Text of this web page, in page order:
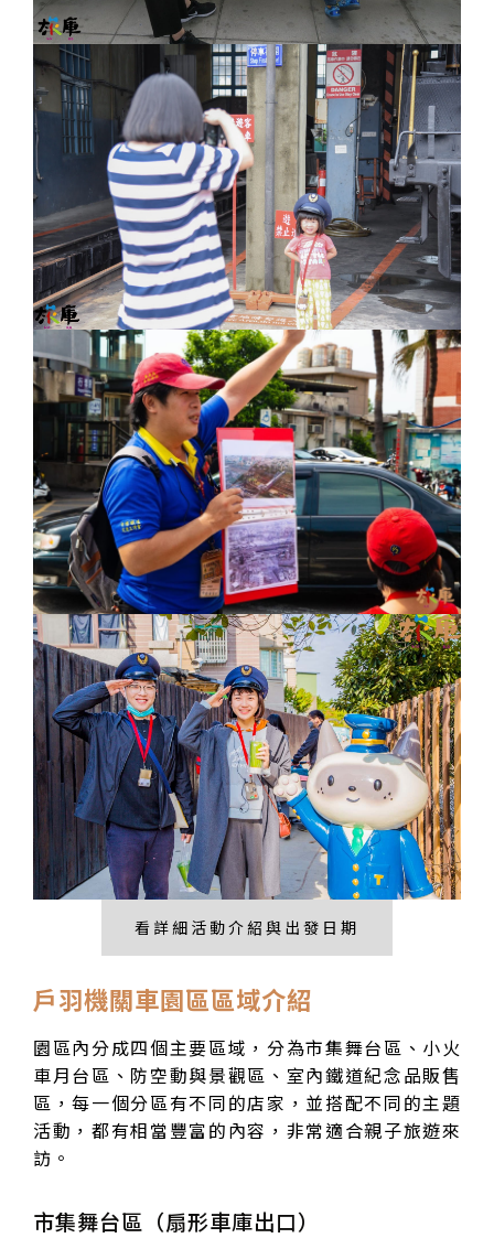
看詳細活動介紹與出發日期
戶羽機關車園區區域介紹
園區內分成四個主要區域，分為市集舞台區、小火
車月台區、防空動與景觀區、室內鐵道紀念品販售
區，每一個分區有不同的店家，並搭配不同的主題
活動，都有相當豐富的內容，非常適合親子旅遊來
訪。
市集舞台區（扇形車庫出口）